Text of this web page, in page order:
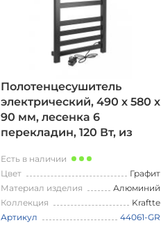
Полотенцесушитель
электрический, 490 х 580 х
90 мм, лесенка 6
перекладин, 120 Вт, из
управление с таймером
до 24 часов, цвет ГРАФИТ.
Есть в наличии
Цвет
Графит
Материал изделия
Алюминий
Коллекция
Kraftte
Артикул
44061-GR